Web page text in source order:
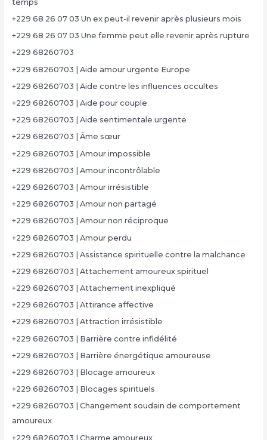
temps
+229 68 26 07 03 Un ex peut-il revenir après plusieurs mois
+229 68 26 07 03 Une femme peut elle revenir après rupture
+229 68260703
+229 68260703 | Aide amour urgente Europe
+229 68260703 | Aide contre les influences occultes
+229 68260703 | Aide pour couple
+229 68260703 | Aide sentimentale urgente
+229 68260703 | Âme sœur
+229 68260703 | Amour impossible
+229 68260703 | Amour incontrôlable
+229 68260703 | Amour irrésistible
+229 68260703 | Amour non partagé
+229 68260703 | Amour non réciproque
+229 68260703 | Amour perdu
+229 68260703 | Assistance spirituelle contre la malchance
+229 68260703 | Attachement amoureux spirituel
+229 68260703 | Attachement inexpliqué
+229 68260703 | Attirance affective
+229 68260703 | Attraction irrésistible
+229 68260703 | Barrière contre infidélité
+229 68260703 | Barrière énergétique amoureuse
+229 68260703 | Blocage amoureux
+229 68260703 | Blocages spirituels
+229 68260703 | Changement soudain de comportement
amoureux
+229 68260703 | Charme amoureux